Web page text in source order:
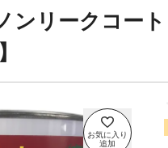
ンリークコー